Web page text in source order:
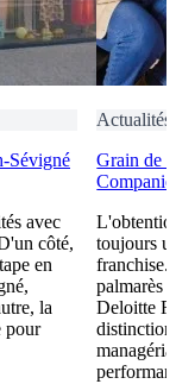
Sévigné
avec
côté,
en
la
pour
Actualités
Grain de
toujours
franchise.
palmarès
Deloitte